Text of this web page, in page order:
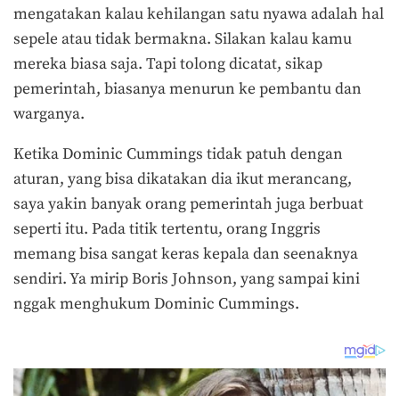
mengatakan kalau kehilangan satu nyawa adalah hal
sepele atau tidak bermakna. Silakan kalau kamu
mereka biasa saja. Tapi tolong dicatat, sikap
pemerintah, biasanya menurun ke pembantu dan
warganya.
Ketika Dominic Cummings tidak patuh dengan
aturan, yang bisa dikatakan dia ikut merancang,
saya yakin banyak orang pemerintah juga berbuat
seperti itu. Pada titik tertentu, orang Inggris
memang bisa sangat keras kepala dan seenaknya
sendiri. Ya mirip Boris Johnson, yang sampai kini
nggak menghukum Dominic Cummings.